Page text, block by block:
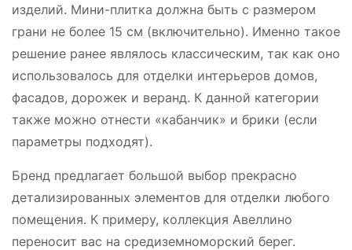
изделий. Мини-плитка должна быть с размером
грани не более 15 см (включительно). Именно такое
решение ранее являлось классическим, так как оно
использовалось для отделки интерьеров домов,
фасадов, дорожек и веранд. К данной категории
также можно отнести «кабанчик» и брики (если
параметры подходят).
Бренд предлагает большой выбор прекрасно
детализированных элементов для отделки любого
помещения. К примеру, коллекция Авеллино
переносит вас на средиземноморский берег.